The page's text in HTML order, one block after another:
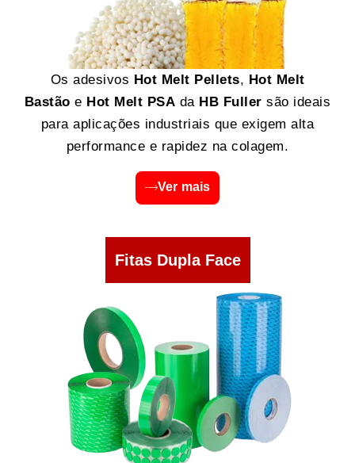
Os adesivos Hot Melt Pellets, Hot Melt
Bastão e Hot Melt PSA da HB Fuller são ideais
para aplicações industriais que exigem alta
performance e rapidez na colagem.
Ver mais
Fitas Dupla Face